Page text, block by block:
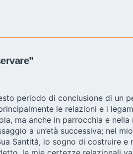
periodo di conclusione di un
le relazioni e i
ma anche in parrocchia e
a un’età successiva; nel
Santità, io sogno di costruire